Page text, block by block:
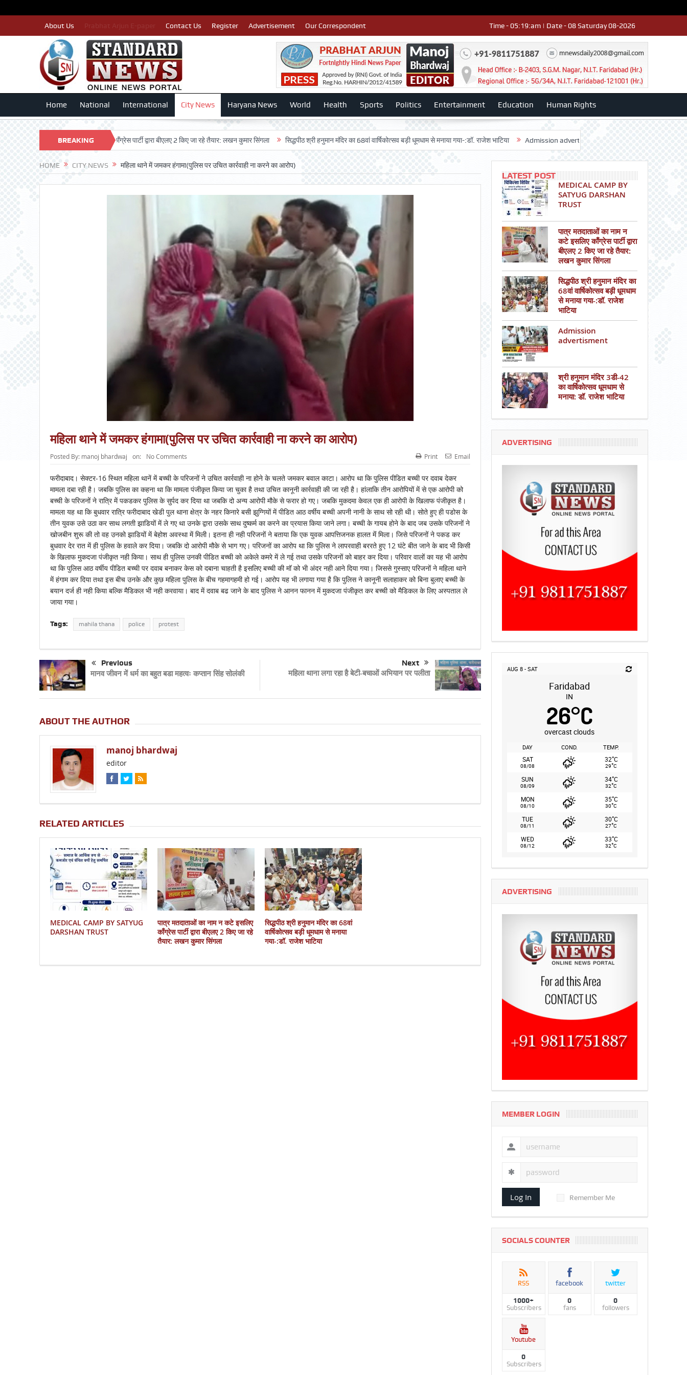
About Us Contact Us Register Advertisement Our Correspondent Time - 05:19:am | Date - 08 Saturday 08-2026
Home National International City News Haryana News World Health Sports Politics Entertainment Education Human Rights
BREAKING
NEWS
मतदाताओं का नाम न कटे इसलिए काँग्रेस पार्टी द्वारा बीएलए 2 किए जा रहे तैयार: लखन कुमार सिंगला सिद्धपीठ श्री हनुमान मंदिर का 68वां वार्षिकोत्सव बड़ी धूमधाम से मनाया गया-:डॉ. राजेश भाटिया Admission advertisment श्री हनुमान मंदिर 3डी-42 का
HOME CITY NEWS महिला थाने में जमकर हंगामा(पुलिस पर उचित कार्रवाही ना करने का आरोप)
महिला थाने में जमकर हंगामा(पुलिस पर उचित कार्रवाही ना करने का आरोप)
Posted By: manoj bhardwaj on: No Comments Print Email
फरीदाबाद। सेक्टर-16 स्थित महिला थानें में बच्ची के परिजनों ने उचित कार्रवाही ना होने के चलते जमकर बवाल काटा। आरोप था कि पुलिस पीडित बच्ची पर दवाब देकर
मामला दबा रही है। जबकि पुलिस का कहना था कि मामला पंजीकृत किया जा चुका है तथा उचित कानूनी कार्रवाही की जा रही है। हांलाकि तीन आरोपियों में से एक आरोपी को
बच्ची के परिजनों ने रात्रि में पकडकर पुलिस के सुर्पद कर दिया था जबकि दो अन्य आरोपी मौके से फरार हो गए। जबकि मुकदमा केवल एक ही आरोपी के खिलाफ पंजीकृत है।
मामला यह था कि बुधवार रात्रि फरीदाबाद खेडी पुल थाना क्षेत्र के नहर किनारे बसी झुग्गियों में पीडित आठ वर्षीय बच्ची अपनी नानी के साथ सो रही थी। सोते हुए ही पडोस के
तीन युवक उसे उठा कर साथ लगती झाडियों में ले गए था उनके द्वारा उसके साथ दुष्कर्म का करने का प्रयास किया जाने लगा। बच्ची के गायब होने के बाद जब उसके परिजनों ने
खोजबीन शुरू की तो वह उनको झाडियों में बेहोश अवस्था में मिली। इतना ही नही परिजनों ने बताया कि एक युवक आपत्तिजनक हालत मेंं मिला। जिसे परिजनों ने पकड कर
बुधवार देर रात में ही पुलिस के हवाले कर दिया। जबकि दो आरोपी मौके से भाग गए। परिजनों का आरोप था कि पुलिस ने लापरवाही बररते हुए 12 घंटे बीत जाने के बाद भी किसी
के खिलाफ मुकदजा पंजीकृत नही किया। साथ ही पुलिस उनकी पीडित बच्ची को अकेले कमरे में ले गई तथा उसके परिजनों को बाहर कर दिया। परिवार वालों का यह भी आरोप
था कि पुलिस आठ वर्षीय पीडित बच्ची पर दवाब बनाकर केस को दबाना चाहती है इसलिए बच्ची की मॉ को भी अंदर नही आने दिया गया। जिससे गुस्साए परिजनों ने महिला थाने
में हंगाम कर दिया तथा इस बीच उनके और कुछ महिला पुलिस के बीच गहमागहमी हो गई। आरोप यह भी लगाया गया है कि पुलिस ने कानूनी सलाहाकर को बिना बुलाए बच्ची के
बयान दर्ज ही नही किया बल्कि मैडिकल भी नही करवाया। बाद में दवाब बढ जाने के बाद पुलिस ने आनन फानन में मुकदजा पंजीकृत कर बच्ची को मैडिकल के लिए अस्पताल ले
जाया गया।
Tags: mahila thana police protest
Previous
मानव जीवन में धर्म का बहुत बडा महत्वः कप्तान सिंह सोलंकी
Next
महिला थाना लगा रहा है बेटी-बचाओं अभियान पर पलीता
ABOUT THE AUTHOR
manoj bhardwaj
editor
RELATED ARTICLES
MEDICAL CAMP BY SATYUG
DARSHAN TRUST
पात्र मतदाताओं का नाम न कटे इसलिए
काँग्रेस पार्टी द्वारा बीएलए 2 किए जा रहे
तैयार: लखन कुमार सिंगला
सिद्धपीठ श्री हनुमान मंदिर का 68वां
वार्षिकोत्सव बड़ी धूमधाम से मनाया
गया-:डॉ. राजेश भाटिया
LATEST POST
MEDICAL CAMP BY
SATYUG DARSHAN
TRUST
पात्र मतदाताओं का नाम न
कटे इसलिए काँग्रेस पार्टी द्वारा
बीएलए 2 किए जा रहे तैयार:
लखन कुमार सिंगला
सिद्धपीठ श्री हनुमान मंदिर का
68वां वार्षिकोत्सव बड़ी धूमधाम
से मनाया गया-:डॉ. राजेश
भाटिया
Admission
advertisment
श्री हनुमान मंदिर 3डी-42
का वार्षिकोत्सव धूमधाम से
मनाया: डॉ. राजेश भाटिया
ADVERTISING
AUG 8 - SAT
Faridabad
IN
26°C
overcast clouds
DAY COND. TEMP.
SAT
08/08
32°C
29°C
SUN
08/09
34°C
32°C
MON
08/10
35°C
30°C
TUE
08/11
30°C
27°C
WED
08/12
33°C
32°C
ADVERTISING
MEMBER LOGIN
Log In Remember Me
SOCIALS COUNTER
RSS
1000+
Subscribers
facebook
0
fans
twitter
0
followers
Youtube
0
Subscribers